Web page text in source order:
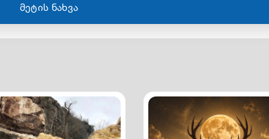
მეტის ნახვა